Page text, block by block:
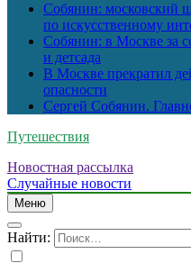
Собянин: московский
по искусственному
Собянин: в Москве за
и детсада
В Москве прекратил
опасности
Сергей Собянин.
Путешествия
Новостная рассылка
Случайные новости
Меню
Найти: